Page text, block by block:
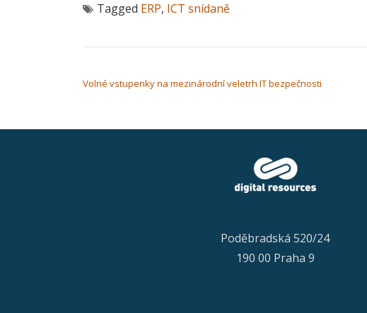
Tagged ERP, ICT snídaně
Volné vstupenky na mezinárodní veletrh IT bezpečnosti
Poděbradská 520/24
190 00 Praha 9